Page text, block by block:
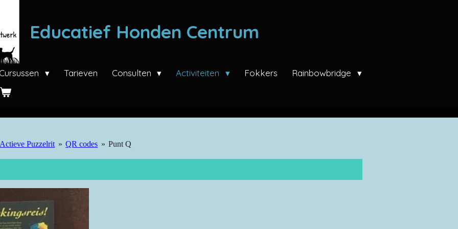
Educatief Honden Centrum
Cursussen Tarieven Consulten Activiteiten Fokkers
Rainbowbridge
Actieve Puzzelrit » QR codes » Punt Q